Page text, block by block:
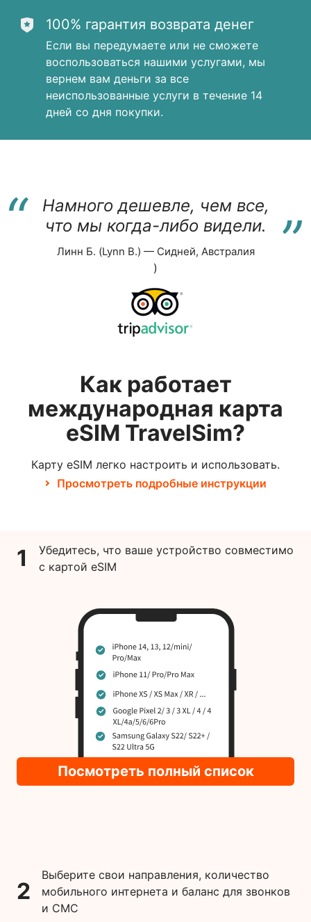
“
Намного дешевле, чем все,
что мы когда-либо видели.
“
Линн Б. (Lynn B.) — Сидней, Австралия
)
100% гарантия возврата денег
Если вы передумаете или не сможете
воспользоваться нашими услугами, мы
вернем вам деньги за все
неиспользованные услуги в течение 14
дней со дня покупки.
Как работает
международная карта
eSIM TravelSim?
Карту eSIM легко настроить и использовать.
Просмотреть подробные инструкции
1
Убедитесь, что ваше устройство совместимо
с картой eSIM
Посмотреть полный список
2
Выберите свои направления, количество
мобильного интернета и баланс для звонков
и СМС